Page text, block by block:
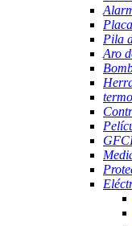
Pila
Aro